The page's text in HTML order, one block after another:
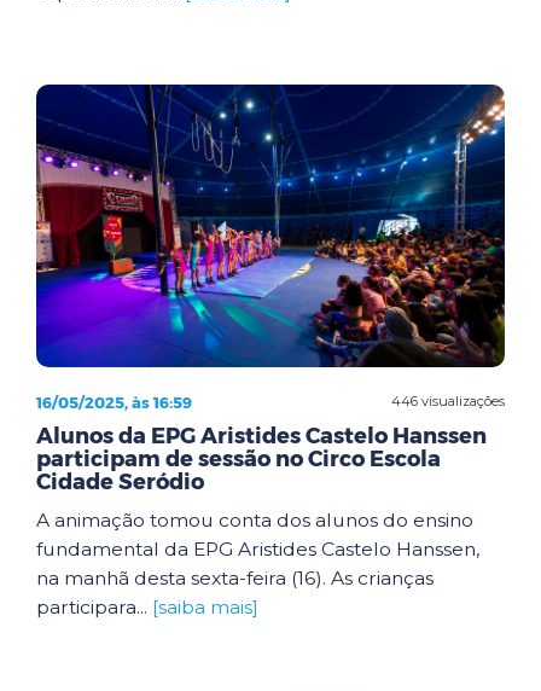
446 visualizações
16/05/2025, às 16:59
Alunos da EPG Aristides Castelo Hanssen
participam de sessão no Circo Escola
Cidade Seródio
A animação tomou conta dos alunos do ensino
fundamental da EPG Aristides Castelo Hanssen,
na manhã desta sexta-feira (16). As crianças
participara... [saiba mais]